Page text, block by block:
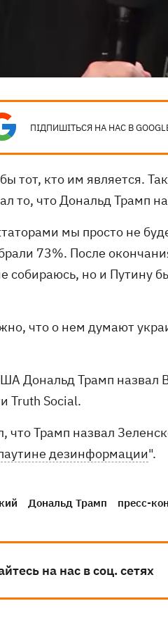
ПІДПИШІТЬСЯ НА НАС В
тот, кто им является.
то, что Дональд Трамп
мы просто не
73%. После
собираюсь, но и Путину
что о нем думают
Дональд Трамп назвал
Truth Social.
что Трамп назвал
дезинформации".
Дональд Трамп пресс-
на нас в соц. сетях